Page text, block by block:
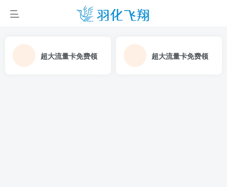
超大流量卡免费领 超大流量卡免费领